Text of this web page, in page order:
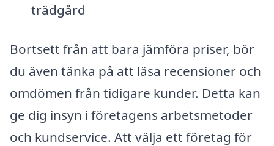
trädgård
Bortsett från att bara jämföra priser, bör
du även tänka på att läsa recensioner och
omdömen från tidigare kunder. Detta kan
ge dig insyn i företagens arbetsmetoder
och kundservice. Att välja ett företag för